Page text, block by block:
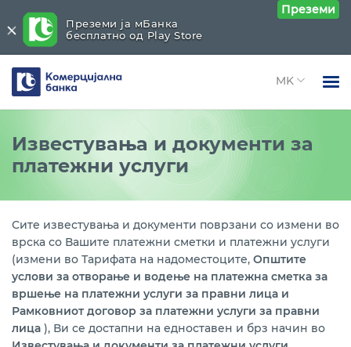
Open
Правни лица
За нас
Open
Close submenu (Платежни услуги)
Платежни услуги во земјата
Платежни услуги со странство
Платежна сметка во девизи
Девизен пазар
Комерцијална
банка
Известувања и документи за
платежни услуги
Сите известувања и документи поврзани со измени во
врска со Вашите платежни сметки и платежни услуги
(измени во Тарифата на надоместоците, Општите
услови за отворање и водење на платежна сметка за
вршење на платежни услуги за правни лица и
Рамковниот договор за платежни услуги за правни
лица ), Ви се достапни на едноставен и брз начин во
Преземи ја мБанка
бесплатно од Play Store
Преземи